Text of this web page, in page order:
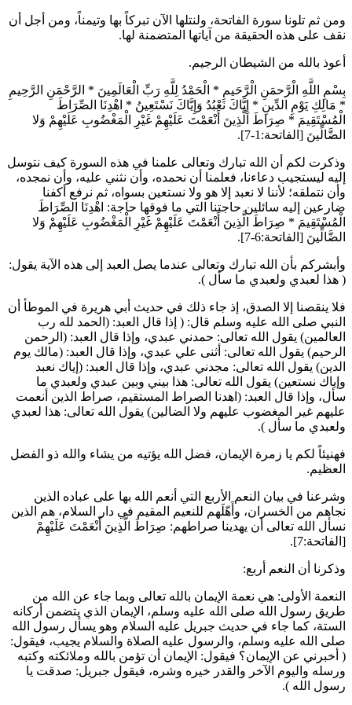
ومن ثم تلونا سورة الفاتحة، ولنتلها الآن تبركاً بها وتيمناً، ومن أجل أن
نقف على هذه الحقيقة من آياتها المتضمنة لها.
أعوذ بالله من الشيطان الرجيم.
بِسْمِ اللَّهِ الْرَّحمَنِ الْرَّحَيمِ * الْحَمْدُ لِلَّهِ رَبِّ الْعَالَمِينَ * الرَّحْمَنِ الرَّحِيمِ
* مَالِكِ يَوْمِ الدِّينِ * إِيَّاكَ نَعْبُدُ وَإِيَّاكَ نَسْتَعِينُ * اهْدِنَا الصِّرَاطَ
الْمُسْتَقِيمَ * صِرَاطَ الَّذِينَ أَنْعَمْتَ عَلَيْهِمْ غَيْرِ الْمَغْضُوبِ عَلَيْهِمْ وَلا
الضَّالِّينَ [الفاتحة:1-7].
وذكرت لكم أن الله تبارك وتعالى علمنا في هذه السورة كيف نتوسل
إليه ليستجيب دعاءنا، فعلمنا أن نحمده، وأن نثني عليه، وأن نمجده،
وأن نتملقه؛ لأننا لا نعبد إلا هو ولا نستعين بسواه، ثم نرفع أكفنا
ضارعين إليه سائلين حاجتنا التي ما فوقها حاجة: اهْدِنَا الصِّرَاطَ
الْمُسْتَقِيمَ * صِرَاطَ الَّذِينَ أَنْعَمْتَ عَلَيْهِمْ غَيْرِ الْمَغْضُوبِ عَلَيْهِمْ وَلا
الضَّالِّينَ [الفاتحة:6-7].
وأبشركم بأن الله تبارك وتعالى عندما يصل العبد إلى هذه الآية يقول:
( هذا لعبدي ولعبدي ما سأل ).
فلا ينقصنا إلا الصدق، إذ جاء ذلك في حديث أبي هريرة في الموطأ أن
النبي صلى الله عليه وسلم قال: ( إذا قال العبد: (الحمد لله رب
العالمين) يقول الله تعالى: حمدني عبدي، وإذا قال العبد: (الرحمن
الرحيم) يقول الله تعالى: أثنى علي عبدي، وإذا قال العبد: (مالك يوم
الدين) يقول الله تعالى: مجدني عبدي، وإذا قال العبد: (إياك نعبد
وإياك نستعين) يقول الله تعالى: هذا بيني وبين عبدي ولعبدي ما
سأل، وإذا قال العبد: (اهدنا الصراط المستقيم، صراط الذين أنعمت
عليهم غير المغضوب عليهم ولا الضالين) يقول الله تعالى: هذا لعبدي
ولعبدي ما سأل ).
فهنيئاً لكم يا زمرة الإيمان، فضل الله يؤتيه من يشاء والله ذو الفضل
العظيم.
وشرعنا في بيان النعم الأربع التي أنعم الله بها على عباده الذين
نجاهم من الخسران، وأَهّلَهم للنعيم المقيم في دار السلام، هم الذين
نسأل الله تعالى أن يهدينا صراطهم: صِرَاطَ الَّذِينَ أَنْعَمْتَ عَلَيْهِمْ
[الفاتحة:7].
وذكرنا أن النعم أربع:
النعمة الأولى: هي نعمة الإيمان بالله تعالى وبما جاء عن الله من
طريق رسول الله صلى الله عليه وسلم، الإيمان الذي يتضمن أركانه
الستة، كما جاء في حديث جبريل عليه السلام وهو يسأل رسول الله
صلى الله عليه وسلم، والرسول عليه الصلاة والسلام يجيب، فيقول:
( أخبرني عن الإيمان؟ فيقول: الإيمان أن تؤمن بالله وملائكته وكتبه
ورسله واليوم الآخر والقدر خيره وشره، فيقول جبريل: صدقت يا
رسول الله ).